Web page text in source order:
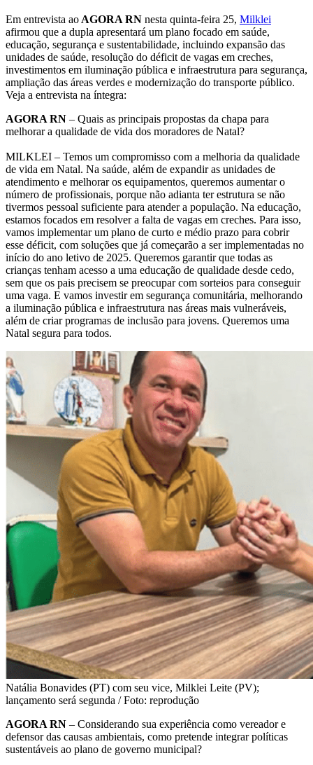
Em entrevista ao AGORA RN nesta quinta-feira 25, Milklei
afirmou que a dupla apresentará um plano focado em saúde,
educação, segurança e sustentabilidade, incluindo expansão das
unidades de saúde, resolução do déficit de vagas em creches,
investimentos em iluminação pública e infraestrutura para segurança,
ampliação das áreas verdes e modernização do transporte público.
Veja a entrevista na íntegra:
AGORA RN – Quais as principais propostas da chapa para
melhorar a qualidade de vida dos moradores de Natal?
MILKLEI – Temos um compromisso com a melhoria da qualidade
de vida em Natal. Na saúde, além de expandir as unidades de
atendimento e melhorar os equipamentos, queremos aumentar o
número de profissionais, porque não adianta ter estrutura se não
tivermos pessoal suficiente para atender a população. Na educação,
estamos focados em resolver a falta de vagas em creches. Para isso,
vamos implementar um plano de curto e médio prazo para cobrir
esse déficit, com soluções que já começarão a ser implementadas no
início do ano letivo de 2025. Queremos garantir que todas as
crianças tenham acesso a uma educação de qualidade desde cedo,
sem que os pais precisem se preocupar com sorteios para conseguir
uma vaga. E vamos investir em segurança comunitária, melhorando
a iluminação pública e infraestrutura nas áreas mais vulneráveis,
além de criar programas de inclusão para jovens. Queremos uma
Natal segura para todos.
Natália Bonavides (PT) com seu vice, Milklei Leite (PV);
lançamento será segunda / Foto: reprodução
AGORA RN – Considerando sua experiência como vereador e
defensor das causas ambientais, como pretende integrar políticas
sustentáveis ao plano de governo municipal?